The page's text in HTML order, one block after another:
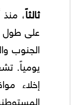
ثالثاً، منذ
على طول
يومياً.
إخلاء